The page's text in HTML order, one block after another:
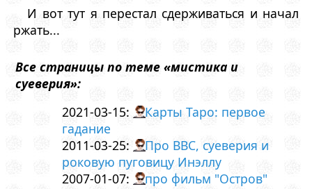
И вот тут я перестал сдерживаться и начал
ржать...
Все страницы по теме «мистика и
суеверия»:
2021-03-15:
Карты Таро: первое
гадание
2011-03-25:
Про BBC, суеверия и
роковую пуговицу Инэллу
2007-01-07:
про фильм "Остров"